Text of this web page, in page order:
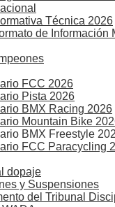
Técnica 2026
de Información
FCC 2026
Pista 2026
BMX Racing 2026
Mountain Bike
BMX Freestyle
FCC Paracycling
dopaje
y Suspensiones
del Tribunal